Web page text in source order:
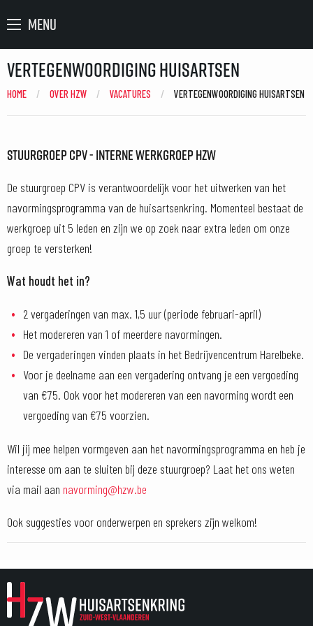
MENU
Vertegenwoordiging huisartsen
HOME OVER HZW VACATURES CURRENT:
VERTEGENWOORDIGING HUISARTSEN
STUURGROEP CPV - INTERNE WERKGROEP HZW
De stuurgroep CPV is verantwoordelijk voor het uitwerken van het
navormingsprogramma van de huisartsenkring. Momenteel bestaat de
werkgroep uit 5 leden en zijn we op zoek naar extra leden om onze
groep te versterken!
Wat houdt het in?
2 vergaderingen van max. 1,5 uur (periode februari-april)
Het modereren van 1 of meerdere navormingen.
De vergaderingen vinden plaats in het Bedrijvencentrum Harelbeke.
Voor je deelname aan een vergadering ontvang je een vergoeding
van €75. Ook voor het modereren van een navorming wordt een
vergoeding van €75 voorzien.
Wil jij mee helpen vormgeven aan het navormingsprogramma en heb je
interesse om aan te sluiten bij deze stuurgroep? Laat het ons weten
via mail aan navorming@hzw.be
Ook suggesties voor onderwerpen en sprekers zijn welkom!